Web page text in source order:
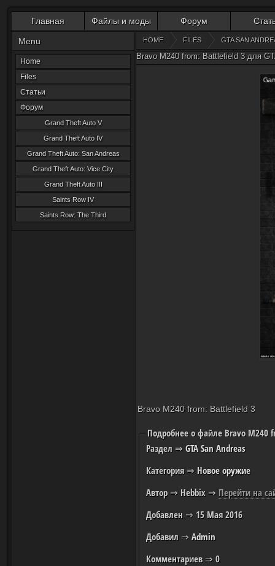
Главная Файлы и моды Форум
Menu
Home
Files
Статьи
Форум
Grand Theft Auto V
Grand Theft Auto IV
Grand Theft Auto: San Andreas
Grand Theft Auto: Vice City
Grand Theft Auto III
Saints Row IV
Saints Row: The Third
HOME FILES GTA SAN
Bravo M240 from: Battlefield 3 для
Bravo M240 from: Battlefield 3
Подробнее о файле Bravo M240
Раздел ⇒GTA San Andreas
Категория⇒ Новое оружие
Автор
⇒ Hebbix ⇒ Перейти на
Добавлен ⇒ 15 Мая 2016
Добавил ⇒Admin
Комментариев⇒ 0